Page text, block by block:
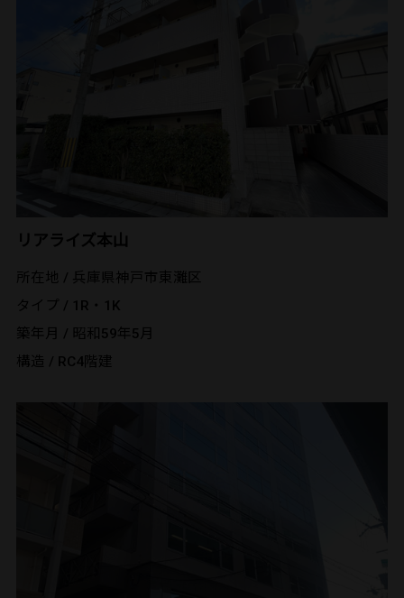
リアライズ本山
所在地 / 兵庫県神戸市東灘区
タイプ / 1R・1K
築年月 / 昭和59年5月
構造 / RC4階建